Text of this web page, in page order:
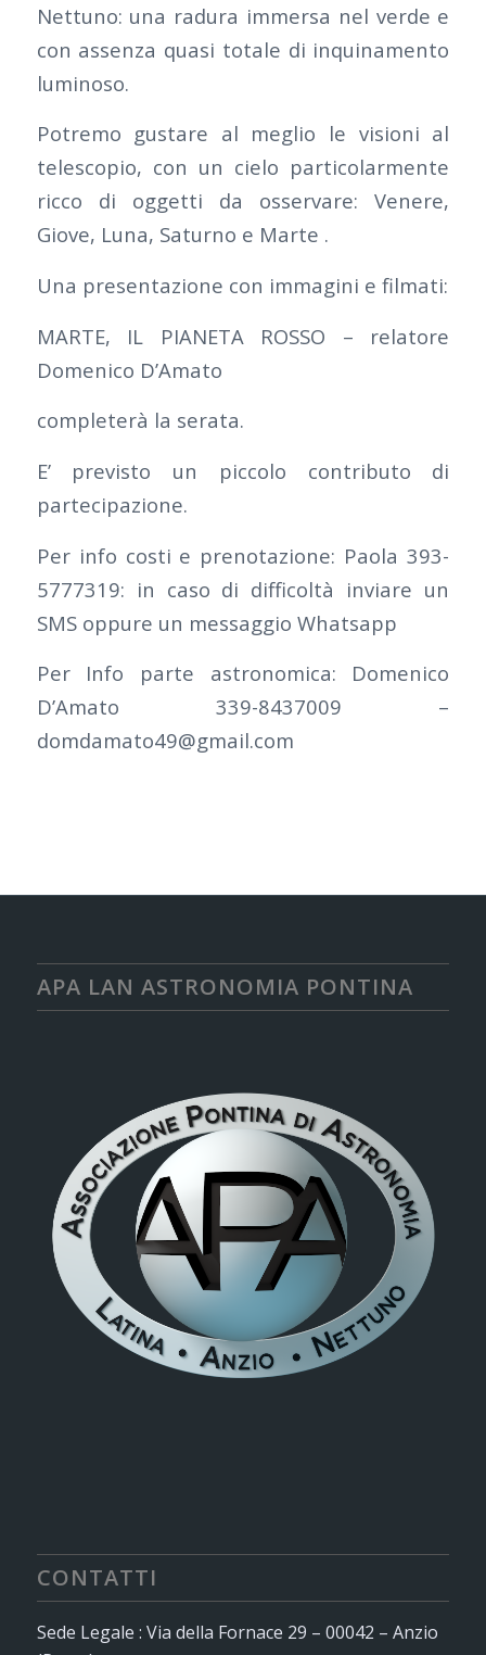
Nettuno: una radura immersa nel verde e
con assenza quasi totale di inquinamento
luminoso.
Potremo gustare al meglio le visioni al
telescopio, con un cielo particolarmente
ricco di oggetti da osservare: Venere,
Giove, Luna, Saturno e Marte .
Una presentazione con immagini e filmati:
MARTE, IL PIANETA ROSSO – relatore
Domenico D’Amato
completerà la serata.
E’ previsto un piccolo contributo di
partecipazione.
Per info costi e prenotazione: Paola 393-
5777319: in caso di difficoltà inviare un
SMS oppure un messaggio Whatsapp
Per Info parte astronomica: Domenico
D’Amato 339-8437009 –
domdamato49@gmail.com
APA LAN ASTRONOMIA PONTINA
CONTATTI
Sede Legale : Via della Fornace 29 – 00042 – Anzio